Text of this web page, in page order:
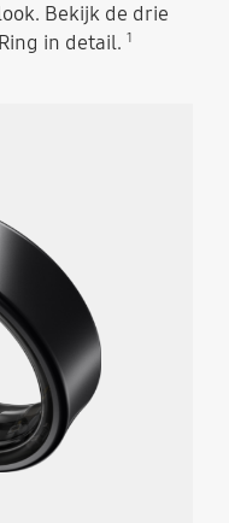
Bekijk de drie
in detail. 1